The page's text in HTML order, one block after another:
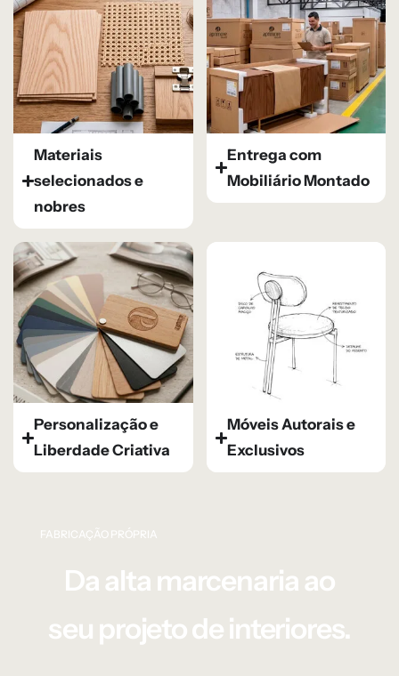
Materiais
selecionados e
nobres
Entrega com
Mobiliário Montado
Personalização e
Liberdade Criativa
Móveis Autorais e
Exclusivos
FABRICAÇÃO PRÓPRIA
Da alta marcenaria ao
seu projeto de interiores.